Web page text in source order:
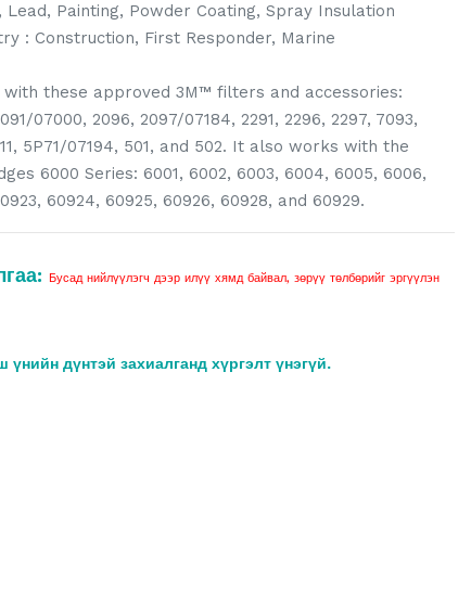
Lead, Painting, Powder Coating, Spray Insulation
: Construction, First Responder, Marine
these approved 3M™ filters and accessories:
07000, 2096, 2097/07184, 2291, 2296, 2297, 7093,
5P71/07194, 501, and 502. It also works with the
6000 Series: 6001, 6002, 6003, 6004, 6005, 6006,
60924, 60925, 60926, 60928, and 60929.
Бусад нийлүүлэгч дээр илүү хямд байвал, зөрүү төлбөрийг эргүүлэн
үнийн дүнтэй захиалганд хүргэлт үнэгүй.